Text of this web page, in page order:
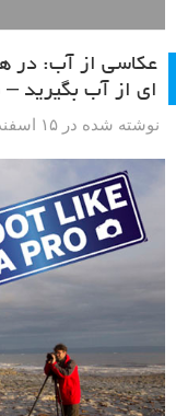
عکاسی از آب: در
ای از آب بگیرید
نوشته شده در ۱۵ اسفند ۱۳۹۲